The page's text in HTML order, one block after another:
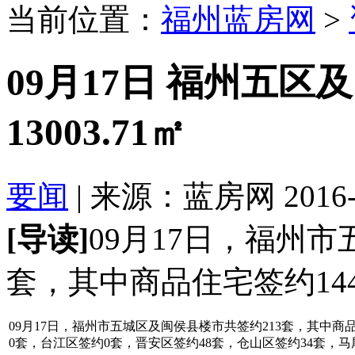
当前位置： 福州蓝房网 >
09月17日 福州五区
13003.71㎡
要闻 | 来源：蓝房网
[导读]09月17日，福州市
套，其中商品住宅签约
09月17日，福州市五城区及闽侯县楼市共签约213套，其中商
0套，台江区签约0套，晋安区签约48套，仓山区签约34套，